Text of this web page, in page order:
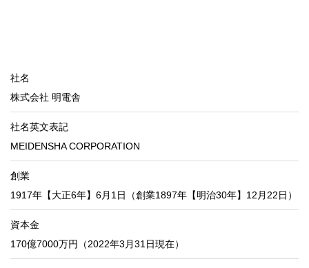
社名
株式会社 明電舎
社名英文表記
MEIDENSHA CORPORATION
創業
1917年【大正6年】6月1日（創業1897年【明治30年】12月22日）
資本金
170億7000万円（2022年3月31日現在）